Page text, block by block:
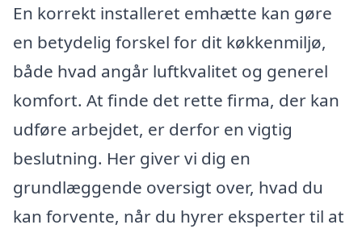
En korrekt installeret emhætte kan gøre
en betydelig forskel for dit køkkenmiljø,
både hvad angår luftkvalitet og generel
komfort. At finde det rette firma, der kan
udføre arbejdet, er derfor en vigtig
beslutning. Her giver vi dig en
grundlæggende oversigt over, hvad du
kan forvente, når du hyrer eksperter til at